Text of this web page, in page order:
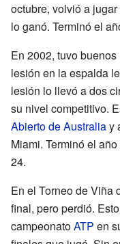
octubre, volvió a
lo ganó. Terminó el
En 2002, tuvo
lesión en la espalda
lesión lo llevó a dos
su nivel competitivo.
Abierto de Australiay
Miami. Terminó el
24.
En el Torneo de Viña
final, pero perdió.
campeonatoATP en